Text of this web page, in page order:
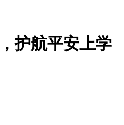
护航平安上学